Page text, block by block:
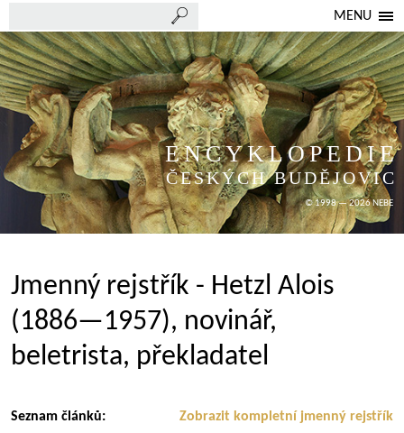
MENU
ENCYKLOPEDIE
ČESKÝCH BUDĚJOVIC
© 1998 — 2026 NEBE
Jmenný rejstřík - Hetzl Alois
(1886—1957), novinář,
beletrista, překladatel
Zobrazit kompletní jmenný rejstřík
Seznam článků: